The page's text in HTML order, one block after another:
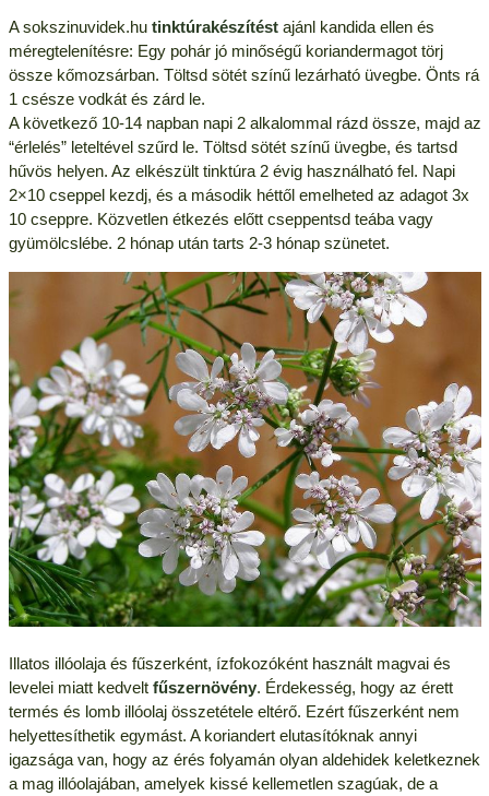
A sokszinuvidek.hutinktúrakészítéstajánl kandida ellen és
méregtelenítésre: Egy pohár jó minőségű koriandermagot törj
össze kőmozsárban. Töltsd sötét színű lezárható üvegbe. Önts rá
1 csésze vodkát és zárd le.
A következő 10-14 napban napi 2 alkalommal rázd össze, majd az
“érlelés” leteltével szűrd le. Töltsd sötét színű üvegbe, és tartsd
hűvös helyen. Az elkészült tinktúra 2 évig használható fel. Napi
2×10 cseppel kezdj, és a második héttől emelheted az adagot 3x
10 cseppre. Közvetlen étkezés előtt cseppentsd teába vagy
gyümölcslébe. 2 hónap után tarts 2-3 hónap szünetet.
Illatos illóolaja és fűszerként, ízfokozóként használt magvai és
levelei miatt kedvelt fűszernövény. Érdekesség, hogy az érett
termés és lomb illóolaj összetétele eltérő. Ezért fűszerként nem
helyettesíthetik egymást. A koriandert elutasítóknak annyi
igazsága van, hogy az érés folyamán olyan aldehidek keletkeznek
a mag illóolajában, amelyek kissé kellemetlen szagúak, de a